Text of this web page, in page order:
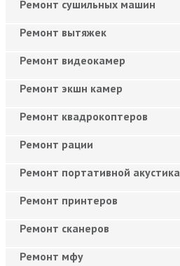
Ремонт сушильных машин
Ремонт вытяжек
Ремонт видеокамер
Ремонт экшн камер
Ремонт квадрокоптеров
Ремонт рации
Ремонт портативной акустика
Ремонт принтеров
Ремонт сканеров
Ремонт мфу